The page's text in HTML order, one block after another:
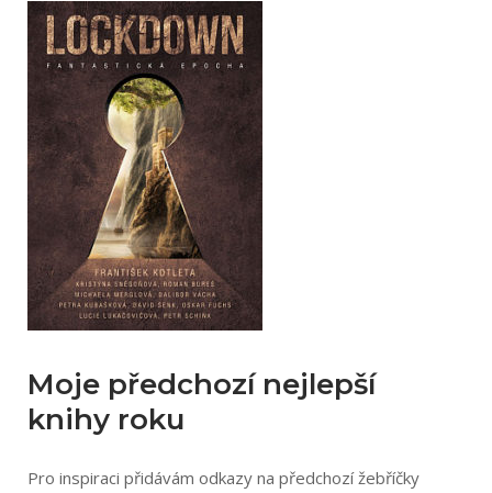
Moje předchozí nejlepší
knihy roku
Pro inspiraci přidávám odkazy na předchozí žebříčky